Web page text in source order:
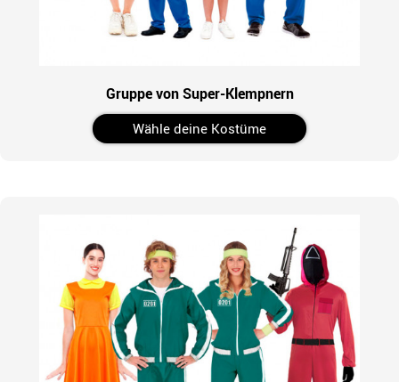
Gruppe von Super-Klempnern
Wähle deine Kostüme